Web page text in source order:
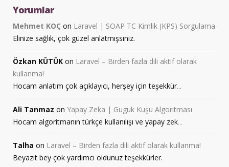
Yorumlar
Mehmet KOÇ on Laravel | SOAP TC Kimlik (KPS) Sorgulama
Elinize sağlık, çok güzel anlatmışsınız.
Özkan KÜTÜK on Laravel – Birden fazla dili aktif olarak
kullanma!
Hocam anlatım çok açıklayıcı, herşey için teşekkür...
Ali Tanmaz on Yapay Zeka | Guguk Kuşu Algoritması
Hocam algoritmanın türkçe kullanılışı ve yapay zek...
Talha on Laravel – Birden fazla dili aktif olarak kullanma!
Beyazıt bey çok yardımcı oldunuz teşekkürler.